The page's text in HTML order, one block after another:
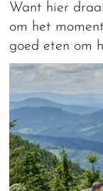
Want hier
om het
goed eten om